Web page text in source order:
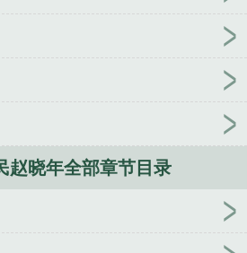
幸福小农民全
幸福的小
赵晓年全部章节目录